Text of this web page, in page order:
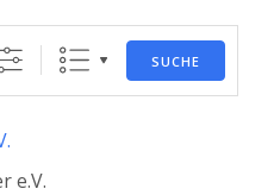
SUCHE
e.V.